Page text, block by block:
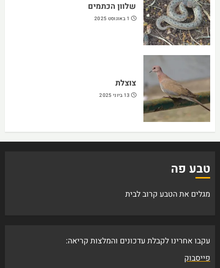
שלוון הכתמים
1 באוגוסט 2025
צוצלת
13 ביוני 2025
טבע פה
מגלים את הטבע קרוב לבית
עקבו אחרינו לקבלת עדכונים והמלצות קריאה:
פייסבוק